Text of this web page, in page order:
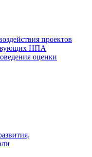
проектов
НПА
оценки